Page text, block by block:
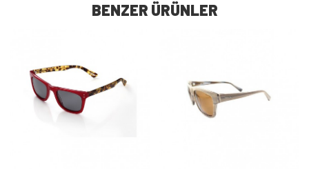
BENZER ÜRÜNLER